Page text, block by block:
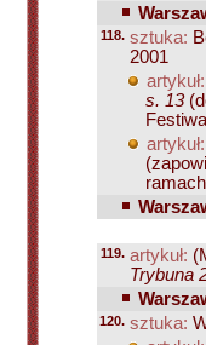
118. sztuka:
2001
artykuł:
s. 13
artykuł:
119. artykuł:
Trybuna
120. sztuka: